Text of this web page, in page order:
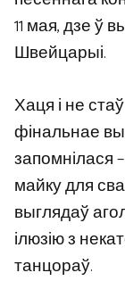
11 мая, дзе ў
Швейцарыі.
Хаця і не
фінальнае
запомнілася
майку для
выглядаў
ілюзію з
танцораў.